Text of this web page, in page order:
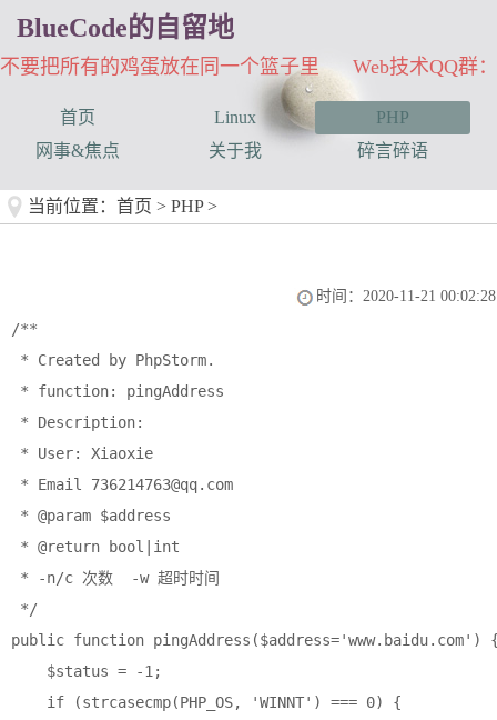
BlueCode的自留地
不要把所有的鸡蛋放在同一个篮子里 Web技术QQ群：
首页 Linux
PHP
网事&焦点
关于我 碎言碎语
当前位置： 首页 > PHP>
时间：2020-11-21 00:02:28
/**
* Created by PhpStorm.
* function: pingAddress
* Description:
* User: Xiaoxie
* Email 736214763@qq.com
* @param $address
* @return bool|int
* -n/c 次数  -w 超时时间
*/
public function pingAddress($address='www.baidu.com')
    $status = -1;
    if (strcasecmp(PHP_OS, 'WINNT') === 0) {